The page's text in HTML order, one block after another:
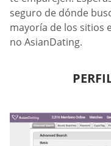
seguro de dónde
mayoría de los sitios
no AsianDating.